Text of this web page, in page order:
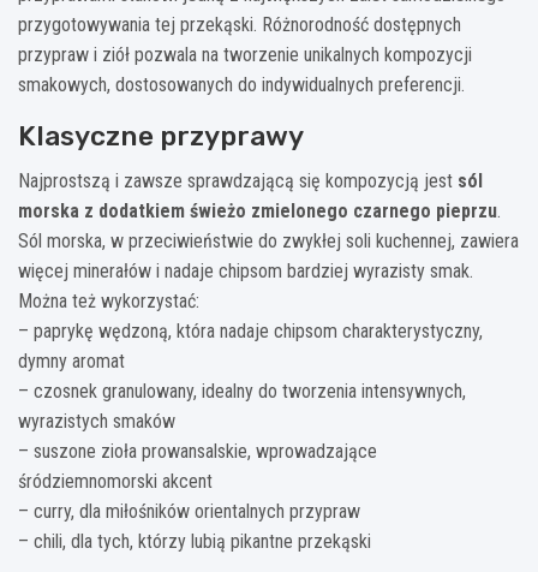
przygotowywania tej przekąski. Różnorodność dostępnych
przypraw i ziół pozwala na tworzenie unikalnych kompozycji
smakowych, dostosowanych do indywidualnych preferencji.
Klasyczne przyprawy
Najprostszą i zawsze sprawdzającą się kompozycją jest sól
morska z dodatkiem świeżo zmielonego czarnego pieprzu.
Sól morska, w przeciwieństwie do zwykłej soli kuchennej, zawiera
więcej minerałów i nadaje chipsom bardziej wyrazisty smak.
Można też wykorzystać:
– paprykę wędzoną, która nadaje chipsom charakterystyczny,
dymny aromat
– czosnek granulowany, idealny do tworzenia intensywnych,
wyrazistych smaków
– suszone zioła prowansalskie, wprowadzające
śródziemnomorski akcent
– curry, dla miłośników orientalnych przypraw
– chili, dla tych, którzy lubią pikantne przekąski